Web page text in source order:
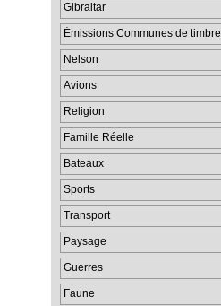
Gibraltar
Émissions Communes de timbre
Nelson
Avions
Religion
Famille Réelle
Bateaux
Sports
Transport
Paysage
Guerres
Faune